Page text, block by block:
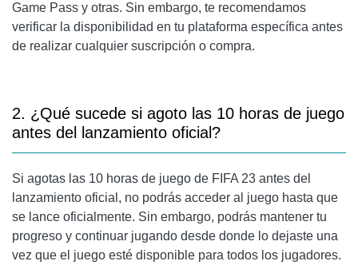
Game Pass y otras. Sin embargo, te recomendamos
verificar la disponibilidad en tu plataforma específica antes
de realizar cualquier suscripción o compra.
2. ¿Qué sucede si agoto las 10 horas de juego
antes del lanzamiento oficial?
Si agotas las 10 horas de juego de FIFA 23 antes del
lanzamiento oficial, no podrás acceder al juego hasta que
se lance oficialmente. Sin embargo, podrás mantener tu
progreso y continuar jugando desde donde lo dejaste una
vez que el juego esté disponible para todos los jugadores.